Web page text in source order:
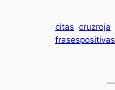
citas cruzroja
frasespositivas